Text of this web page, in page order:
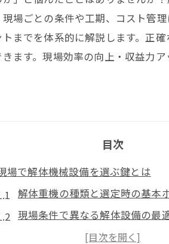
場ごとの条件や工期、コスト管
までを体系的に解説します。正
ます。現場効率の向上・収益力
目次
場で解体機械設備を選ぶ鍵とは
解体重機の種類と選定時の基本
現場条件で異なる解体設備の最
解体用機械の基礎知識と安全確